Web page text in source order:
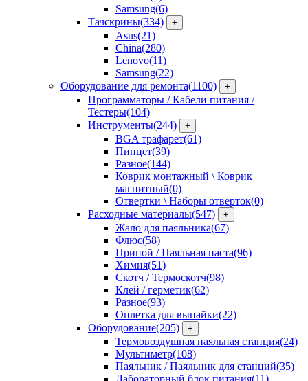
Samsung(6)
Тачскрины(334) +
Asus(21)
China(280)
Lenovo(11)
Samsung(22)
Оборудование для ремонта(1100) +
Программаторы / Кабели питания /
Тестеры(104)
Инструменты(244) +
BGA трафарет(61)
Пинцет(39)
Разное(144)
Коврик монтажный \ Коврик
магнитный(0)
Отвертки \ Наборы отверток(0)
Расходные материалы(547) +
Жало для паяльника(67)
Флюс(58)
Припой / Паяльная паста(96)
Химия(51)
Скотч / Термоскотч(98)
Клей / герметик(62)
Разное(93)
Оплетка для выпайки(22)
Оборудование(205) +
Термовоздушная паяльная станция(24)
Мультиметр(108)
Паяльник / Паяльник для станций(35)
Лабораторный блок питания(11)